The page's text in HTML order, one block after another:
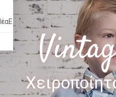
Επικοινωνία